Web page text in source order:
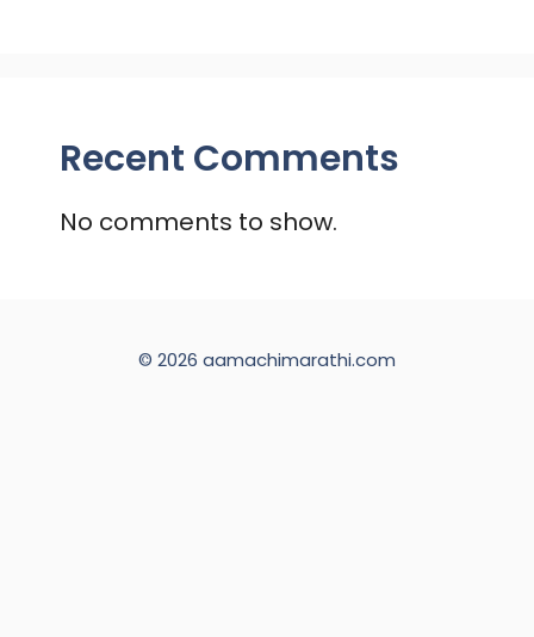
Recent Comments
No comments to show.
© 2026 aamachimarathi.com